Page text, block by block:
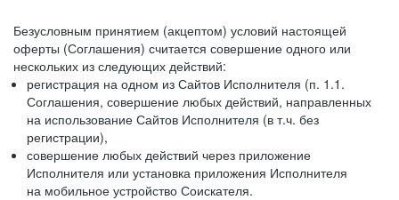
Безусловным принятием (акцептом) условий настоящей
оферты (Соглашения) считается совершение одного или
нескольких из следующих действий:
регистрация на одном из Сайтов Исполнителя (п. 1.1.
Соглашения, совершение любых действий, направленных
на использование Сайтов Исполнителя (в т.ч. без
регистрации),
совершение любых действий через приложение
Исполнителя или установка приложения Исполнителя
на мобильное устройство Соискателя.